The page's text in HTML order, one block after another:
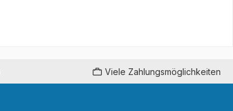
Viele Zahlungsmöglichkeiten